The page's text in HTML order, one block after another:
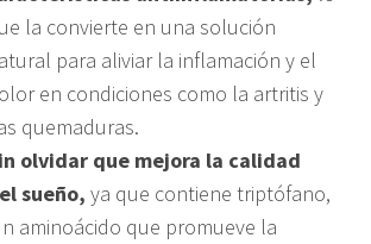
la convierte en una solución
para aliviar la inflamación y el
en condiciones como la artritis y
quemaduras.
olvidar que mejora la calidad
sueño, ya que contiene triptófano,
aminoácido que promueve la